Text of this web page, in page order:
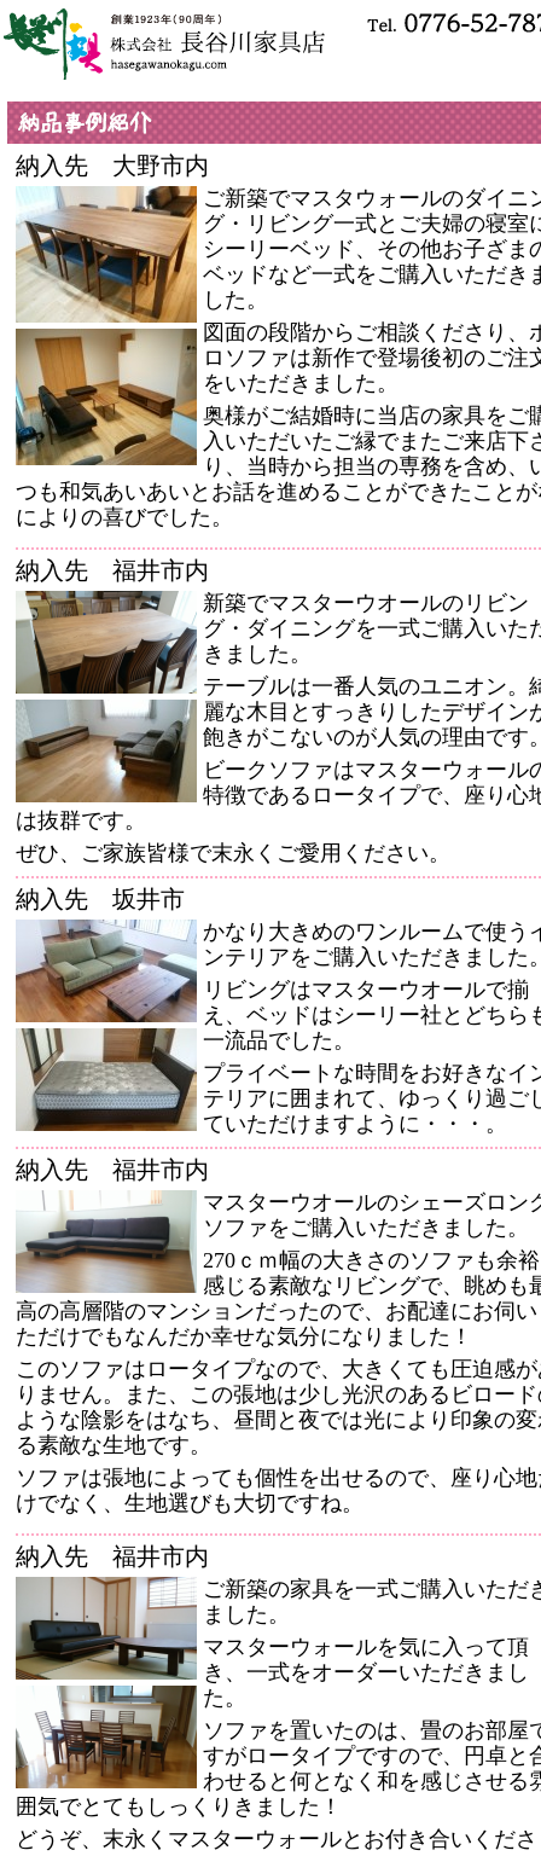
納入先 大野市内
ご新築でマスタウォールのダイニ
グ・リビング一式とご夫婦の寝室
シーリーベッド、その他お子ざま
ベッドなど一式をご購入いただき
した。
図面の段階からご相談くださり、
ロソファは新作で登場後初のご注
をいただきました。
奥様がご結婚時に当店の家具をご
入いただいたご縁でまたご来店下
り、当時から担当の専務を含め、
つも和気あいあいとお話を進めることができたことが
によりの喜びでした。
納入先 福井市内
新築でマスターウオールのリビン
グ・ダイニングを一式ご購入いた
きました。
テーブルは一番人気のユニオン。
麗な木目とすっきりしたデザイン
飽きがこないのが人気の理由です
ビークソファはマスターウォール
特徴であるロータイプで、座り心
は抜群です。
ぜひ、ご家族皆様で末永くご愛用ください。
納入先 坂井市
かなり大きめのワンルームで使う
ンテリアをご購入いただきました
リビングはマスターウオールで揃
え、ベッドはシーリー社とどちら
一流品でした。
プライベートな時間をお好きなイ
テリアに囲まれて、ゆっくり過ご
ていただけますように・・・。
納入先 福井市内
マスターウオールのシェーズロン
ソファをご購入いただきました。
270ｃｍ幅の大きさのソファも余
感じる素敵なリビングで、眺めも
高の高層階のマンションだったので、お配達にお伺い
ただけでもなんだか幸せな気分になりました！
このソファはロータイプなので、大きくても圧迫感
りません。また、この張地は少し光沢のあるビロー
ような陰影をはなち、昼間と夜では光により印象の
る素敵な生地です。
ソファは張地によっても個性を出せるので、座り心
けでなく、生地選びも大切ですね。
納入先 福井市内
ご新築の家具を一式ご購入いただ
ました。
マスターウォールを気に入って頂
き、一式をオーダーいただきまし
た。
ソファを置いたのは、畳のお部屋
すがロータイプですので、円卓と
わせると何となく和を感じさせる
囲気でとてもしっくりきました！
どうぞ、末永くマスターウォールとお付き合いくださ